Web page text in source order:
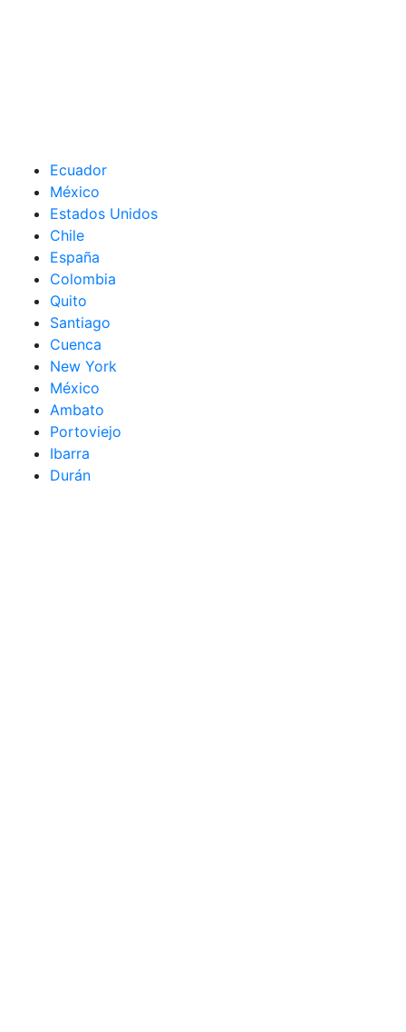
Ecuador
México
Estados Unidos
Chile
España
Colombia
Quito
Santiago
Cuenca
New York
México
Ambato
Portoviejo
Ibarra
Durán